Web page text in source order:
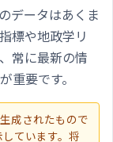
データはあくま
標や地政学リ
常に最新の情
重要です。
成されたもので
ています。将